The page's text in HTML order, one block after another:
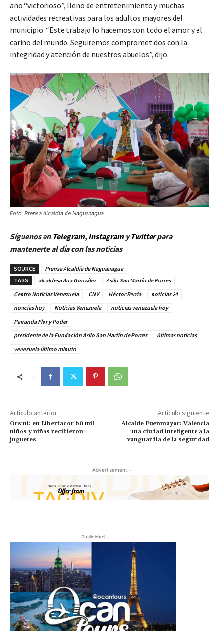
año “victorioso”, lleno de entretenimiento y muchas
actividades recreativas para los adultos mayores del
municipio. “Este trabajo lo hacemos con todo el amor y el
cariño del mundo. Seguiremos comprometidos con la
integridad y atención de nuestros abuelos”, dijo.
Foto: Prensa Alcaldía de Naguanagua
Síguenos en Telegram, InstagramyTwitterpara
mantenerte al día con las noticias
SOURCE
Prensa Alcaldía de Naguanagua
TAGS
alcaldesa Ana González
Asilo San Martín de Porres
Centro Noticias Venezuela
CNV Héctor Berría
noticias 24
noticias hoy
Noticias Venezuela
noticias venezuela hoy
Parranda Flor y Poder
presidente de la Fundación Asilo San Martín de Porres
últimas noticias
venezuela último minuto
Artículo anterior
Orsini: en Libertador 60 mil
niños y niñas recibieron
juguetes
Artículo siguiente
Alcalde Fuenmayor: Valencia
una ciudad inteligente a la
vanguardia de la seguridad
- Advertisement -
- Publicidad -